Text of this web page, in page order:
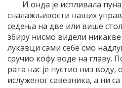
И онда је испливала
сналажљивости наших
седења на две или више
збиру нисмо видели
лукавци сами себе смо
сручио кофу воде на главу.
рата нас је пустио низ воду,
ислуженог савезника, а ни